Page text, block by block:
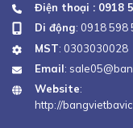
Điện thoại : 0918
Di động: 0918 598
MST: 0303030028
Email:
Website:
http://